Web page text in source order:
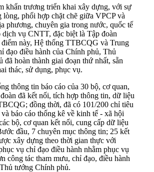
khẩn trương triển khai xây dựng, với sự
lòng, phối hợp chặt chẽ giữa VPCP và
phương, chuyên gia trong nước, quốc tế
dịch vụ CNTT, đặc biệt là Tập đoàn
này, Hệ thống TTBCQG và Trung
đạo điều hành của Chính phủ, Thủ
đã hoàn thành giai đoạn thứ nhất, sẵn
thác, sử dụng, phục vụ.
thông tin báo cáo của 30 bộ, cơ quan,
đã kết nối, tích hợp thông tin, dữ liệu
đồng thời, đã có 101/200 chỉ tiêu
báo cáo thống kê về kinh tế - xã hội
bộ, cơ quan kết nối, cung cấp dữ liệu
đầu, 7 chuyên mục thông tin; 25 kết
xây dựng theo thời gian thực với
vụ chỉ đạo điều hành nhằm phục vụ
công tác tham mưu, chỉ đạo, điều hành
tướng Chính phủ.